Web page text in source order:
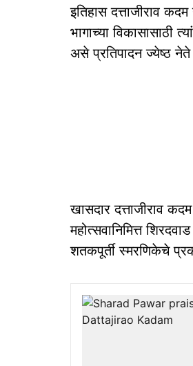
इतिहास दत्ताजीराव
भागाच्या विकासासाठी
असे प्रतिपादन ज्येष्ठ नेते
खासदार दत्ताजीराव
महोत्सवानिमित्त
शतकपूर्ती स्मरणिकेचे